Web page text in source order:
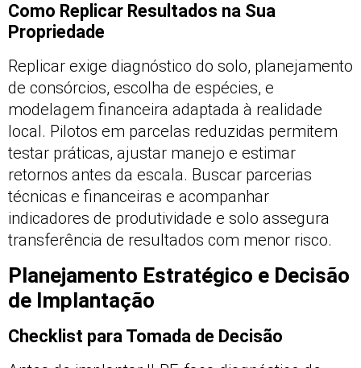
Como Replicar Resultados na Sua
Propriedade
Replicar exige diagnóstico do solo, planejamento
de consórcios, escolha de espécies, e
modelagem financeira adaptada à realidade
local. Pilotos em parcelas reduzidas permitem
testar práticas, ajustar manejo e estimar
retornos antes da escala. Buscar parcerias
técnicas e financeiras e acompanhar
indicadores de produtividade e solo assegura
transferência de resultados com menor risco.
Planejamento Estratégico e Decisão
de Implantação
Checklist para Tomada de Decisão